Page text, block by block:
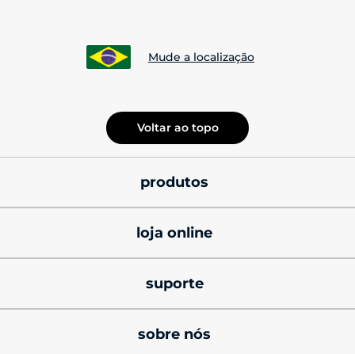
Mude a localização
Voltar ao topo
produtos
celulares motorola
signature
celulares motorola razr
loja online
cupons de desconto
black friday
suporte
sobre nós